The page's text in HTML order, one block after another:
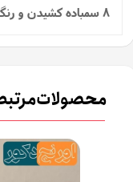
8 سمباده کشیدن و رنگ های بخش های مورد نیاز
محصولات